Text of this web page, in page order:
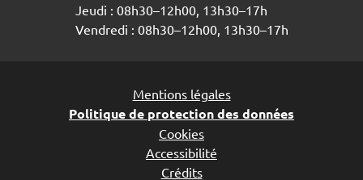
Jeudi : 08h30–12h00, 13h30–17h
Vendredi : 08h30–12h00, 13h30–17h
Mentions légales
Politique de protection des données
Cookies
Accessibilité
Crédits